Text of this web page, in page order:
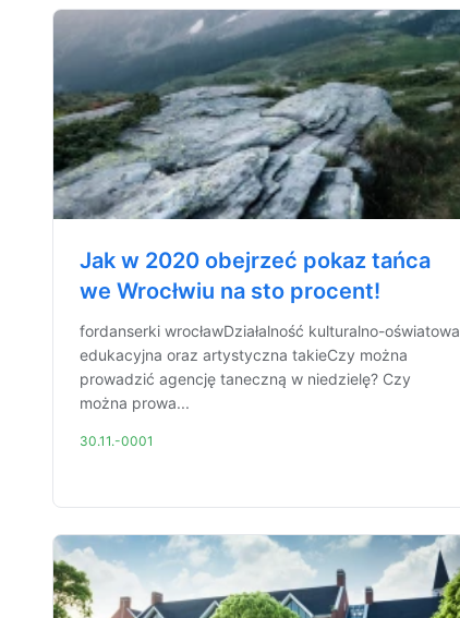
Jak w 2020 obejrzeć pokaz tańca
we Wrocłwiu na sto procent!
fordanserki wrocławDziałalność kulturalno-oświatowa
edukacyjna oraz artystyczna takieCzy można
prowadzić agencję taneczną w niedzielę? Czy
można prowa...
30.11.-0001